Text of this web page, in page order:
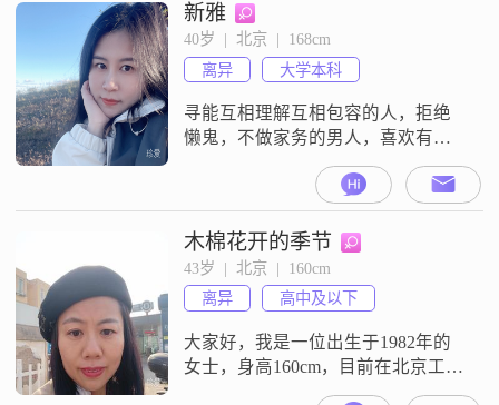
新雅
40岁  |  北京  |  168cm
离异
大学本科
寻能互相理解互相包容的人，拒绝
懒鬼，不做家务的男人，喜欢有上
进心的人。有一男孩，初二，介意
木棉花开的季节
43岁  |  北京  |  160cm
离异
高中及以下
大家好，我是一位出生于1982年的
女士，身高160cm，目前在北京工
作，月收入在8001到12000元之间。